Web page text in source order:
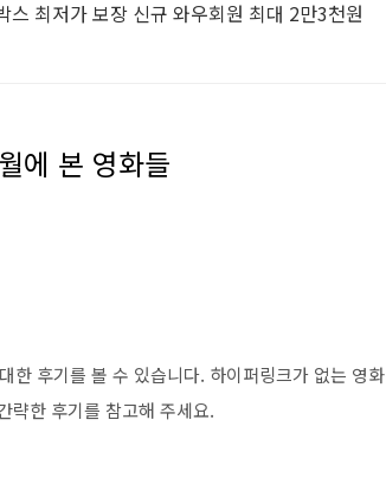
최저가 보장 신규 와우회원 최대 2만3천원
에 본 영화들
후기를 볼 수 있습니다. 하이퍼링크가 없는 영화
략한 후기를 참고해 주세요.